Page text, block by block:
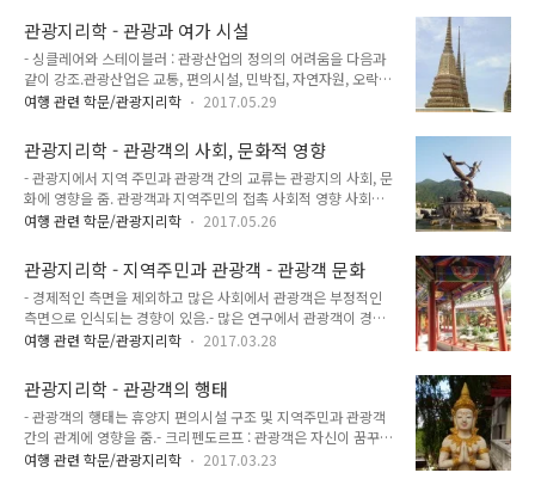
에서 경쟁하고 있음.- 사실 25-60실 정도의 객실을 보유한 호텔
은 규모의 경제를..
대상들을 평가해야 한다고 봄. - 상품화 과정은 여러 가지 방법에
서 의미가 있음.- 상품화는 대중의 여가 활동이나 관광자원의 이
용을 제한할 수 있음.- 대안으로 규모의 경제 실현은 접근성을 향
상시켜 방문객 수를 증가시킬 수 있음.- 상품화는 중요한 장소를
보존하는 데에 필요한 소득을 발생시킬 수 있으며, 상업적인 편
비스의 개인 소유권 제도는 외적 통제를 피하기 위한 특정 자원
의 소유 가능성을 ..
관광지리학 - 관광과 여가 시설
- 싱클레어와 스테이블러 : 관광산업의 정의의 어려움을 다음과
같이 강조.관광산업은 교통, 편의시설, 민박집, 자연자원, 오락시
설, 상점, 은행, 여행사와 같은 편의시설과 서비스를 포함하므로
부문에도 서비스를 제공. 게다가 관광생산품의 많은 구성요소는
다양한 사업체에 의해 공급되기 때문에 관광 서비스의 공급을 분
석하는 데에 어려움이 많음. 따라서 관광 산업은 산업과 시장의
혼합체로 보는 것이 좀 더 타당. - 관광 생산 체계에는 관광자원,
기반시설, 편의시설, 오락시설, 운동편의시설, 관광접대서비스
및 통신수단, 사회 편의시설, 기본시설, 전화편의시설 : 호텔과
민박집, 콘도미니..
여행 관련 학문/관광지리학 2017.05.29
관광지리학 - 관광객의 사회, 문화적 영향
- 관광지에서 지역 주민과 관광객 간의 교류는 관광지의 사회, 문
화에 영향을 줌. 관광객과 지역주민의 접촉 사회적 영향 사회변
화 언어 건강 종교 도덕적 행위 문화적 영향 관습 물질적인 생산
과 투자자를 환영함 비계획적 통제력이 미약함 무관심 인가된 곳
에서 방문객을 받음 지역주민과 방문객의 접촉이 공식적으로 변
함 계획의 대부분이 시장과 연계됨 불쾌감 포화상태에 도달 지역
주민은 관광산업에 대해 염려함 정책입안자는 제한된 성장보다
는 하부구조를 증설해 해결책 모색 적대감 노여움을 표현함 방문
을 실추시키는 요인 제거 - 독시의 모형은 관광객 수의 증가에 따
라 관광에 대한 지역주민의 ..
여행 관련 학문/관광지리학 2017.05.26
관광지리학 - 지역주민과 관광객 - 관광객 문화
- 경제적인 측면을 제외하고 많은 사회에서 관광객은 부정적인
측면으로 인식되는 경향이 있음.- 많은 연구에서 관광객이 경멸
의 대상이라고 밝히고 있음.- 맥켄넬 : 관광객이 부정적 측면으로
어 관광객조차 관광객을 싫어하는 경향이 있음.- 크리펜도르프 :
관광객은 그들이 무엇을 하든 부자 관광객, 비문화적 관광객, 착
취하는 관광객, 타락한 관광객으로 비판받는다고 함. 그리고 관
광객에 대한 이러한 비판은 관광문화와 관광객 대부분이 방문한
관광지의 사회, 문화에 깊이 관여하기를 원하는 경향과 관계 있
여행 관련 학문/관광지리학 2017.03.28
관광지리학 - 관광객의 행태
- 관광객의 행태는 휴양지 편의시설 구조 및 지역주민과 관광객
간의 관계에 영향을 줌.- 크리펜도르프 : 관광객은 자신이 꿈꾸는
곳에 도착했을 때 집에 있는 것처럼 행동. 일상권에서 탈출한 관
여행 관련 학문/관광지리학 2017.03.23